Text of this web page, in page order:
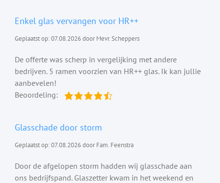
Enkel glas vervangen voor HR++
Geplaatst op: 07.08.2026 door Mevr. Scheppers
De offerte was scherp in vergelijking met andere
bedrijven. 5 ramen voorzien van HR++ glas. Ik kan jullie
aanbevelen!
Beoordeling:
Glasschade door storm
Geplaatst op: 07.08.2026 door Fam. Feenstra
Door de afgelopen storm hadden wij glasschade aan
ons bedrijfspand. Glaszetter kwam in het weekend en